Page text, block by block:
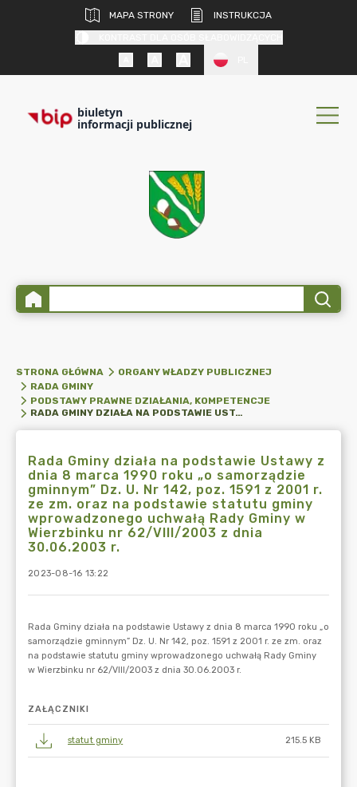
MAPA STRONY
INSTRUKCJA
biuletyn
informacji publicznej
STRONA GŁÓWNA
ORGANY WŁADZY PUBLICZNEJ
RADA GMINY
PODSTAWY PRAWNE DZIAŁANIA, KOMPETENCJE
RADA GMINY DZIAŁA NA PODSTAWIE USTAWY Z DNIA 8 MARCA 1990 ROKU „O SAMORZĄDZIE GMINNYM” DZ. U. NR 142, POZ. 1591 Z 2001 R. ZE ZM. ORAZ NA PODSTAWIE STATUTU GMINY WPROWADZONEGO UCHWAŁĄ RADY GMINY W WIERZBINKU NR 62/VIII/2003 Z DNIA 30.06.2003 R.
Rada Gminy działa na podstawie Ustawy z
dnia 8 marca 1990 roku „o samorządzie
gminnym” Dz. U. Nr 142, poz. 1591 z 2001 r.
ze zm. oraz na podstawie statutu gminy
wprowadzonego uchwałą Rady Gminy w
Wierzbinku nr 62/VIII/2003 z dnia
30.06.2003 r.
2023-08-16 13:22
ZAŁĄCZNIKI
statut gminy 215.5 KB